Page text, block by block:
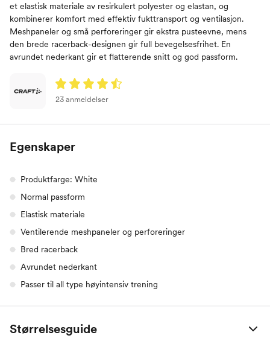
et elastisk materiale av resirkulert polyester og elastan, og
kombinerer komfort med effektiv fukttransport og ventilasjon.
Meshpaneler og små perforeringer gir ekstra pusteevne, mens
den brede racerback-designen gir full bevegelsesfrihet. En
avrundet nederkant gir et flatterende snitt og god passform.
23 anmeldelser
Egenskaper
Produktfarge: White
Normal passform
Elastisk materiale
Ventilerende meshpaneler og perforeringer
Bred racerback
Avrundet nederkant
Passer til all type høyintensiv trening
Størrelsesguide